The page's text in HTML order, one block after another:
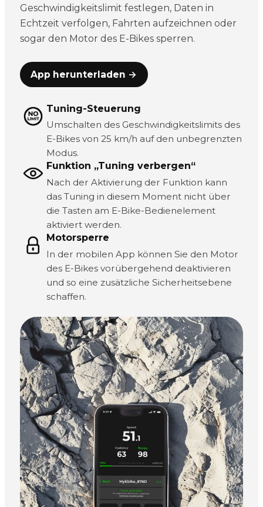
Geschwindigkeitslimit festlegen, Daten in
Echtzeit verfolgen, Fahrten aufzeichnen oder
sogar den Motor des E-Bikes sperren.
App herunterladen →
Tuning-Steuerung
Umschalten des Geschwindigkeitslimits des
E-Bikes von 25 km/h auf den unbegrenzten
Modus.
Funktion „Tuning verbergen“
Nach der Aktivierung der Funktion kann
das Tuning in diesem Moment nicht über
die Tasten am E-Bike-Bedienelement
aktiviert werden.
Motorsperre
In der mobilen App können Sie den Motor
des E-Bikes vorübergehend deaktivieren
und so eine zusätzliche Sicherheitsebene
schaffen.